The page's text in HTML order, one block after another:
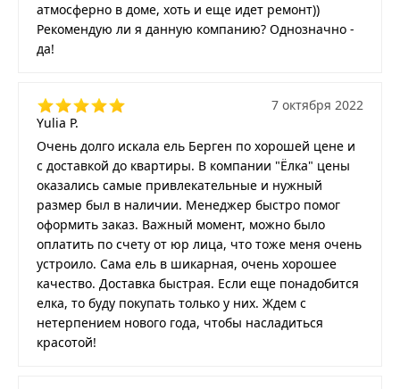
атмосферно в доме, хоть и еще идет ремонт))
Рекомендую ли я данную компанию? Однозначно -
да!
Yulia P.
7 октября 2022
Очень долго искала ель Берген по хорошей цене и
с доставкой до квартиры. В компании "Ёлка" цены
оказались самые привлекательные и нужный
размер был в наличии. Менеджер быстро помог
оформить заказ. Важный момент, можно было
оплатить по счету от юр лица, что тоже меня очень
устроило. Сама ель в шикарная, очень хорошее
качество. Доставка быстрая. Если еще понадобится
елка, то буду покупать только у них. Ждем с
нетерпением нового года, чтобы насладиться
красотой!